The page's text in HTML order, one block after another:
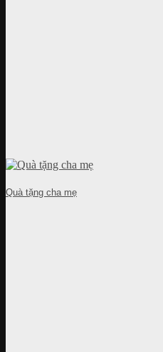
Quà tặng cha mẹ